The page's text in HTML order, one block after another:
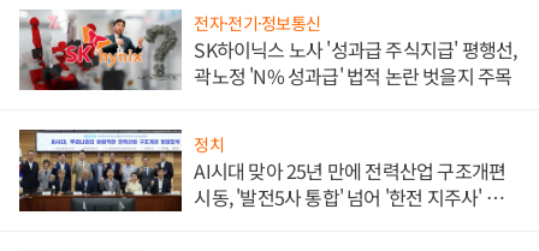
전자·전기·정보통신
SK하이닉스 노사 '성과급 주식지급' 평행선,
곽노정 'N% 성과급' 법적 논란 벗을지 주목
정치
AI시대 맞아 25년 만에 전력산업 구조개편
시동, '발전5사 통합' 넘어 '한전 지주사' 재편